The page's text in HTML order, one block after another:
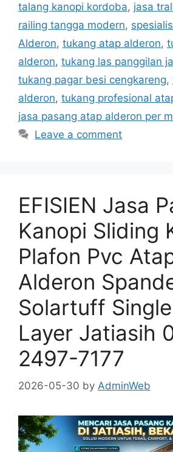
talang kanopi kordoba, jasa
railing tangga modern,
Alderon, tukang atap alderon,
alderon, tukang las panggilan
tukang pagar besi cengkareng,
alderon, tukang profesional
jasa pasang atap alderon per
Leave a comment
EFISIEN Jasa
Kanopi Sliding
Plafon Pvc
Alderon
Solartuff
Layer Jatiasih
2497-7177
2026-05-30 by AdminWeb